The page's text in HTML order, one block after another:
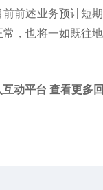
前述业务预计短
常，也将一如既往
互动平台 查看更多